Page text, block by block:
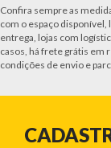
Confira sempre as
com o espaço
entrega, lojas com
casos, há frete grátis em
condições de envio e